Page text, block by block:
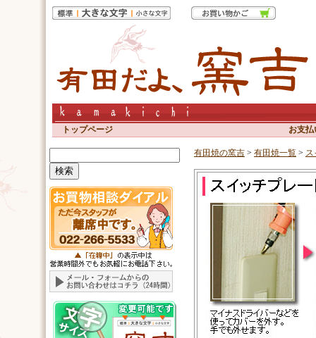
トップページ お支
有田焼の窯吉 > 有田焼一覧 > ス